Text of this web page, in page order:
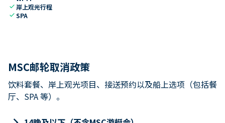
check 岸上观光行程
checkSPA
MSC邮轮取消政策
饮料套餐、岸上观光项目、接送预约以及船上选项（包括餐
厅、SPA 等）。